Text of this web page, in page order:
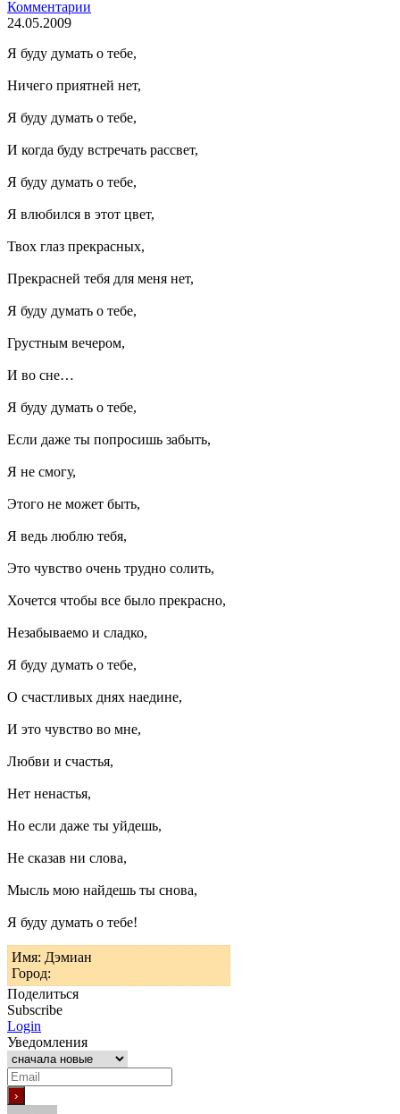
Комментарии
24.05.2009
Я буду думать о тебе,
Ничего приятней нет,
Я буду думать о тебе,
И когда буду встречать рассвет,
Я буду думать о тебе,
Я влюбился в этот цвет,
Твох глаз прекрасных,
Прекрасней тебя для меня нет,
Я буду думать о тебе,
Грустным вечером,
И во сне…
Я буду думать о тебе,
Если даже ты попросишь забыть,
Я не смогу,
Этого не может быть,
Я ведь люблю тебя,
Это чувство очень трудно солить,
Хочется чтобы все было прекрасно,
Незабываемо и сладко,
Я буду думать о тебе,
О счастливых днях наедине,
И это чувство во мне,
Любви и счастья,
Нет ненастья,
Но если даже ты уйдешь,
Не сказав ни слова,
Мысль мою найдешь ты снова,
Я буду думать о тебе!
Имя: Дэмиан
Город:
Поделиться
Subscribe
Login
Уведомления